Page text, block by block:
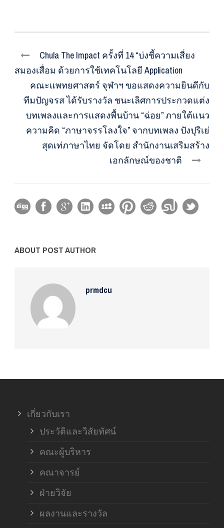
Chula The Impact ครั้งที่ 14 “บ่งชี้ความเสี่ยง
สมองเสื่อม ด้วยการใช้เทคโนโลยี Application
คณะแพทยศาสตร์ จุฬาฯ ขอแสดงความยินดีกับ
ทีมปัญจรส ได้รับรางวัล ชนะเลิศการประกวดแต่ง
บทเพลงและการแสดงพื้นบ้าน “ฉ่อย” ภายใต้แนว
ความคิด “ภาษาจรรโลงใจ” จากบทเพลง ปังปุริเย่
สุดเท่ภาษาไทย จัดโดย สำนักงานเสริมสร้าง
เอกลักษณ์ของชาติ
ABOUT POST AUTHOR
prmdcu
เกี่ยวกับเรา
ประวัติและวิสัยทัศน์
คณะผู้บริหาร
คณาจารย์
ฝ่ายวิจัย
ผลงานและรางวัล